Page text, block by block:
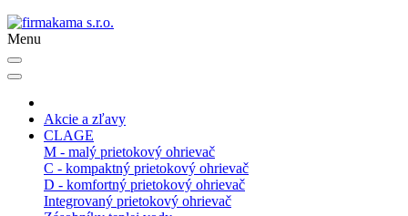
Menu
Akcie a zľavy
CLAGE
M - malý prietokový ohrievač
C - kompaktný prietokový ohrievač
D - komfortný prietokový ohrievač
Integrovaný prietokový ohrievač